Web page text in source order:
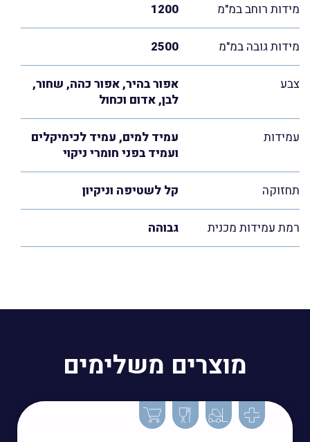
מידות רוחב במ"מ 1200
מידות גובה במ"מ 2500
צבע
אפור בהיר, אפור כהה, שחור,
לבן, אדום וכחול
עמידות
עמיד למים, עמיד לכימיקלים
ועמיד בפני חומרי ניקוי
תחזוקה קל לשטיפה וניקיון
רמת עמידות מכנית גבוהה
מוצרים משלימים